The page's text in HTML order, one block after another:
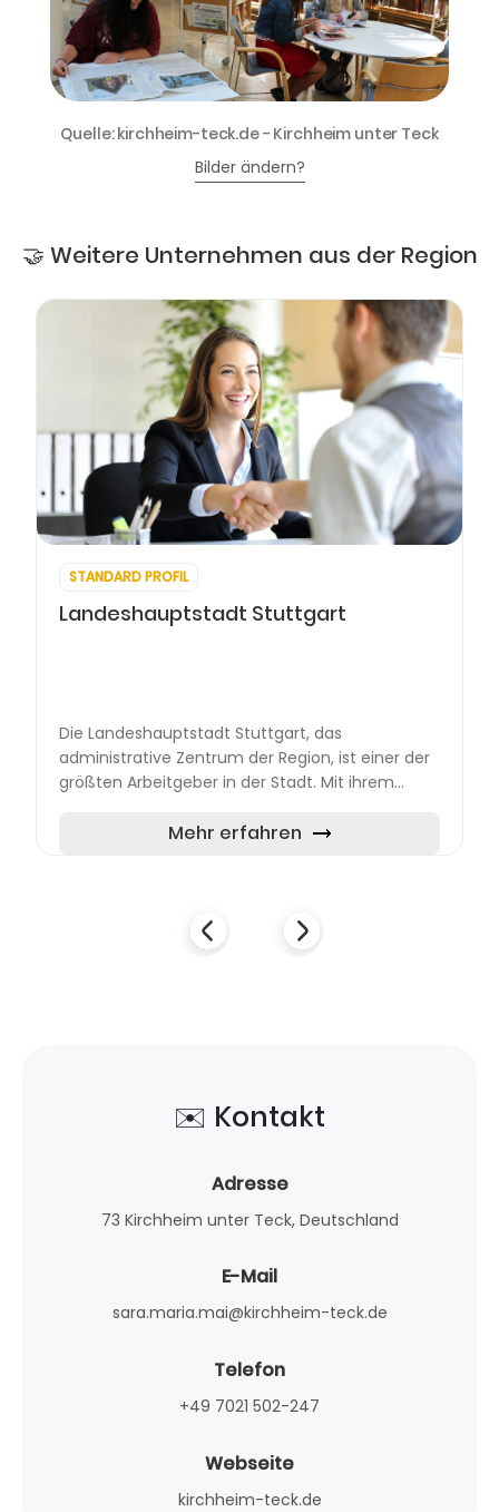
Quelle: kirchheim-teck.de - Kirchheim unter Teck
Bilder ändern?
🤝 Weitere Unternehmen aus der Region
STANDARD PROFIL
Landeshauptstadt Stuttgart
Die Landeshauptstadt Stuttgart, das
administrative Zentrum der Region, ist einer der
größten Arbeitgeber in der Stadt. Mit ihrem
eine Vielzahl von Dienst...
Mehr erfahren
✉️ Kontakt
Adresse
73 Kirchheim unter Teck, Deutschland
E-Mail
sara.maria.mai@kirchheim-teck.de
Telefon
+49 7021 502-247
Webseite
kirchheim-teck.de